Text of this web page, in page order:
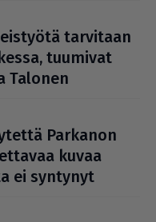
tarvitaan
tuumivat
Talonen
Parkanon
kuvaa
ei syntynyt